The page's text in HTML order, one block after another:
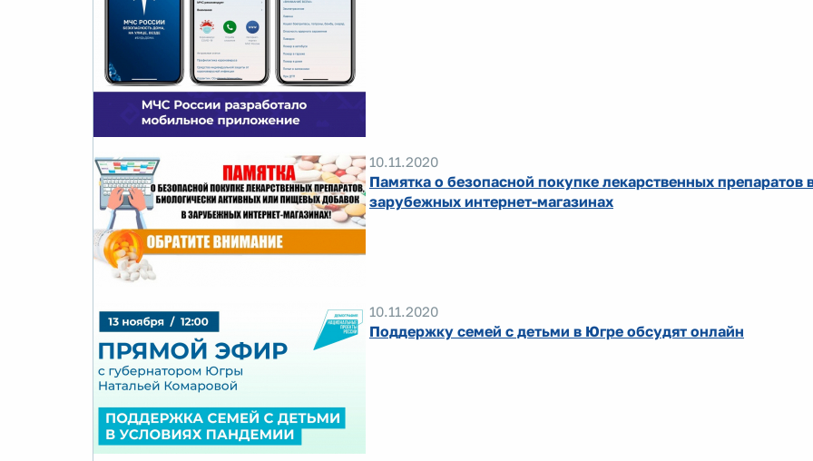
10.11.2020
Памятка о безопасной покупке лекарственных препаратов
зарубежных интернет-магазинах
10.11.2020
Поддержку семей с детьми в Югре обсудят онлайн